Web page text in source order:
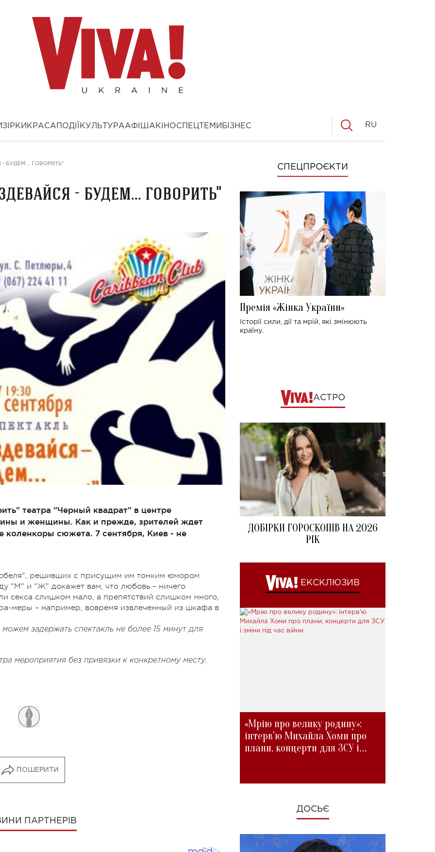
ЗІРКИ КРАСА ПОДІЇ КУЛЬТУРААФІША КІНОСПЕЦТЕМИ БІЗНЕС RU
БУДЕМ... ГОВОРИТЬ"
- будем... говорить"
театра "Черный квадрат" в центре
и женщины. Как и прежде, зрителей ждет
сюжета. 7 сентября, Киев - не
решивших с присущим им тонким юмором
"М" и "Ж" докажет вам, что любовь – ничего
секса слишком мало, а препятствий слишком много,
меры – например, вовремя извлеченный из шкафа в
задержать спектакль не более 15 минут для
мероприятия без привязки к конкретному месту.
ПОШЕРИТИ
ПАРТНЕРІВ
СПЕЦПРОЄКТИ
Премія «Жінка України»
Історії сили, дії та мрій, які змінюють
країну.
АСТРО
ДОБІРКИ ГОРОСКОПІВ НА 2026
РІК
ЕКСКЛЮЗИВ
«Мрію про велику родину»:
інтерв'ю Михайла Хоми про
плани, концерти для ЗСУ і
ДОСЬЄ